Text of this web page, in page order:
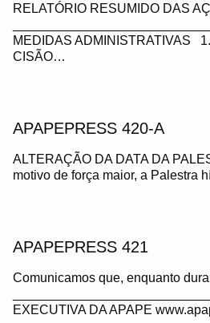
RELATÓRIO RESUMIDO DAS
MEDIDAS ADMINISTRATIVAS
CISÃO…
APAPEPRESS 420-A
ALTERAÇÃO DA DATA DA
motivo de força maior, a Palestra
APAPEPRESS 421
Comunicamos que, enquanto
EXECUTIVA DA APAPE